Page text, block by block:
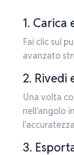
1. Carica
Fai clic sul
avanzato
2.
Una volta
nell'angolo
3.